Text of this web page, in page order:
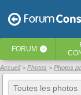
FORUM ‹
Accueil Photos Photos
Toutes les photos